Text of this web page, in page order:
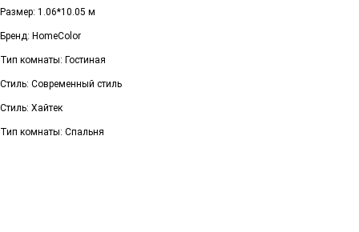
Размер: 1.06*10.05 м
Бренд: HomeColor
Тип комнаты: Гостиная
Стиль: Современный стиль
Стиль: Хайтек
Тип комнаты: Спальня